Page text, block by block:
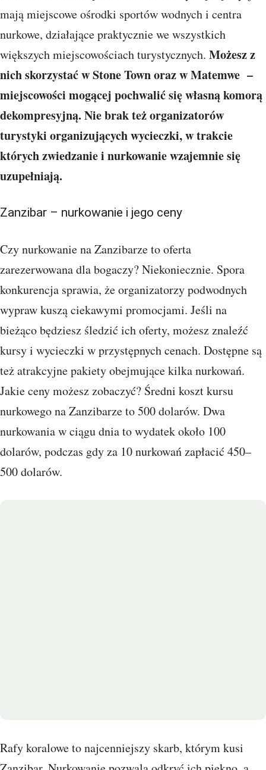
mają miejscowe ośrodki sportów wodnych i centra
nurkowe, działające praktycznie we wszystkich
większych miejscowościach turystycznych. Możesz z
nich skorzystać w Stone Town oraz w Matemwe –
miejscowości mogącej pochwalić się własną komorą
dekompresyjną. Nie brak też organizatorów
turystyki organizujących wycieczki, w trakcie
których zwiedzanie i nurkowanie wzajemnie się
uzupełniają.
Zanzibar – nurkowanie i jego ceny
Czy nurkowanie na Zanzibarze to oferta
zarezerwowana dla bogaczy? Niekoniecznie. Spora
konkurencja sprawia, że organizatorzy podwodnych
wypraw kuszą ciekawymi promocjami. Jeśli na
bieżąco będziesz śledzić ich oferty, możesz znaleźć
kursy i wycieczki w przystępnych cenach. Dostępne są
też atrakcyjne pakiety obejmujące kilka nurkowań.
Jakie ceny możesz zobaczyć? Średni koszt kursu
nurkowego na Zanzibarze to 500 dolarów. Dwa
nurkowania w ciągu dnia to wydatek około 100
dolarów, podczas gdy za 10 nurkowań zapłacić 450–
500 dolarów.
Rafy koralowe to najcenniejszy skarb, którym kusi